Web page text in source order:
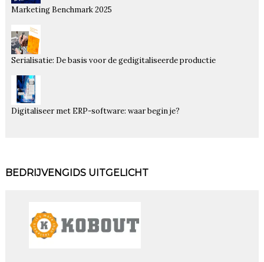
Marketing Benchmark 2025
Serialisatie: De basis voor de gedigitaliseerde productie
Digitaliseer met ERP-software: waar begin je?
BEDRIJVENGIDS UITGELICHT